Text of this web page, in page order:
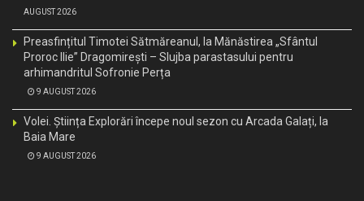
AUGUST 2026
Preasfințitul Timotei Sătmăreanul, la Mănăstirea „Sfântul
Proroc Ilie” Dragomirești – Slujba parastasului pentru
arhimandritul Sofronie Perța
9 AUGUST 2026
Volei. Știința Explorări începe noul sezon cu Arcada Galați, la
Baia Mare
9 AUGUST 2026